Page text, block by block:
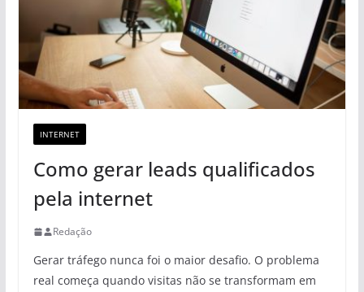
INTERNET
Como gerar leads qualificados
pela internet
Redação
Gerar tráfego nunca foi o maior desafio. O problema
real começa quando visitas não se transformam em